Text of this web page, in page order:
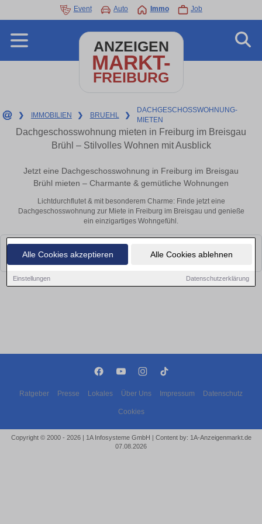
Alle Cookies akzeptieren Alle Cookies ablehnen
Einstellungen Datenschutzerklärung
Event Auto Immo Job
ANZEIGEN
MARKT-
FREIBURG
❯ IMMOBILIEN ❯ BRUEHL ❯
DACHGESCHOSSWOHNUNG-
MIETEN
Dachgeschosswohnung mieten in Freiburg im Breisgau
Brühl – Stilvolles Wohnen mit Ausblick
Jetzt eine Dachgeschosswohnung in Freiburg im Breisgau
Brühl mieten – Charmante & gemütliche Wohnungen
Lichtdurchflutet & mit besonderem Charme: Finde jetzt eine
Dachgeschosswohnung zur Miete in Freiburg im Breisgau und genieße
ein einzigartiges Wohngefühl.
Leider konnten wir derzeit keine passenden Objekte finden. Schauen Sie
bald wieder vorbei!
Ratgeber Presse Lokales Über Uns Impressum Datenschutz
Cookies
Copyright © 2000 - 2026 | 1A Infosysteme GmbH | Content by: 1A-Anzeigenmarkt.de
07.08.2026